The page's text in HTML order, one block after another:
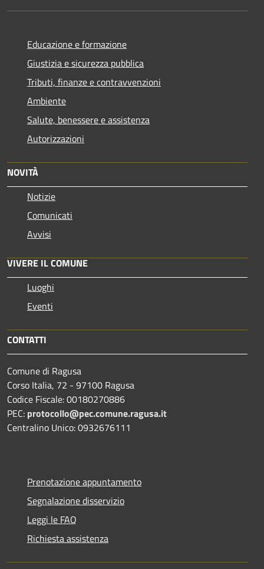
Educazione e formazione
Giustizia e sicurezza pubblica
Tributi, finanze e contravvenzioni
Ambiente
Salute, benessere e assistenza
Autorizzazioni
NOVITÀ
Notizie
Comunicati
Avvisi
VIVERE IL COMUNE
Luoghi
Eventi
CONTATTI
Comune di Ragusa
Corso Italia, 72 - 97100 Ragusa
Codice Fiscale: 00180270886
PEC: protocollo@pec.comune.ragusa.it
Centralino Unico: 0932676111
Prenotazione appuntamento
Segnalazione disservizio
Leggi le FAQ
Richiesta assistenza